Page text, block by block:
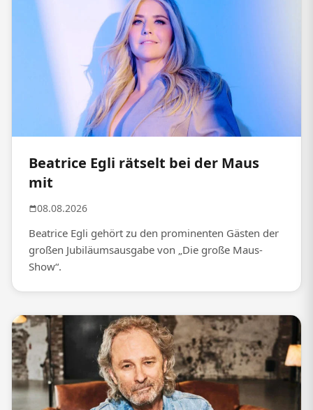
Beatrice Egli rätselt bei der Maus
mit
08.08.2026
Beatrice Egli gehört zu den prominenten Gästen der
großen Jubiläumsausgabe von „Die große Maus-
Show“.